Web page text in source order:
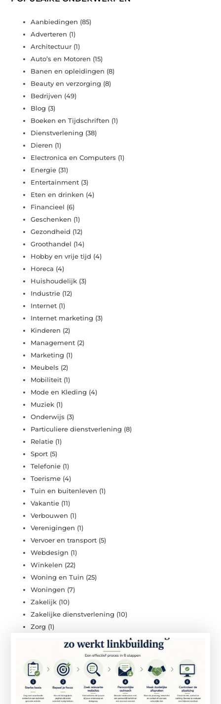
Aanbiedingen (85)
Adverteren (1)
Architectuur (1)
Auto’s en Motoren (15)
Banen en opleidingen (8)
Beauty en verzorging (8)
Bedrijven (49)
Blog (3)
Boeken en Tijdschriften (1)
Dienstverlening (38)
Dieren (1)
Electronica en Computers (1)
Energie (31)
Entertainment (3)
Eten en drinken (4)
Financieel (6)
Geschenken (1)
Gezondheid (12)
Groothandel (14)
Hobby en vrije tijd (4)
Horeca (4)
Huishoudelijk (3)
Industrie (12)
Internet (1)
Internet marketing (3)
Kinderen (2)
Management (2)
Marketing (1)
Meubels (2)
Mobiliteit (1)
Mode en Kleding (4)
Muziek (1)
Onderwijs (3)
Particuliere dienstverlening (8)
Relatie (1)
Sport (5)
Telefonie (1)
Toerisme (4)
Tuin en buitenleven (1)
Vakantie (11)
Verbouwen (1)
Verenigingen (1)
Vervoer en transport (5)
Webdesign (1)
Winkelen (22)
Woning en Tuin (25)
Woningen (7)
Zakelijk (10)
Zakelijke dienstverlening (10)
Zorg (1)